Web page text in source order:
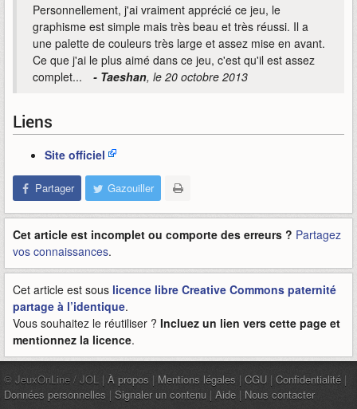
Personnellement, j'ai vraiment apprécié ce jeu, le
graphisme est simple mais très beau et très réussi. Il a
une palette de couleurs très large et assez mise en avant.
Ce que j'ai le plus aimé dans ce jeu, c'est qu'il est assez
complet...
- Taeshan, le 20 octobre 2013
Liens
Site officiel
Partager Gazouiller
Cet article est incomplet ou comporte des erreurs ? Partagez
vos connaissances.
Cet article est sous licence libre Creative Commons paternité
partage à l’identique.
Vous souhaitez le réutiliser ? Incluez un lien vers cette page et
mentionnez la licence.
© JeuxOnLine / JOL | À propos | Mentions légales | CGU | Confidentialité |
Données personnelles | Signaler un contenu | Aide | Nous contacter